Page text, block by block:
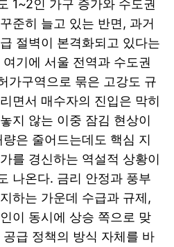
1~2인 가구 증가와 수도권
준히 늘고 있는 반면, 과거
절벽이 본격화되고 있다는
기에 서울 전역과 수도권
가구역으로 묶은 고강도 규
면서 매수자의 진입은 막히
지 않는 이중 잠김 현상이
은 줄어드는데도 핵심 지
를 경신하는 역설적 상황이
나온다. 금리 안정과 풍부
하는 가운데 수급과 규제,
이 동시에 상승 쪽으로 맞
급 정책의 방식 자체를 바